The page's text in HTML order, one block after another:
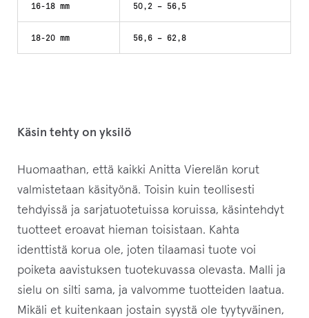
16-18 mm 50,2 – 56,5
18-20 mm 56,6 – 62,8
Käsin tehty on yksilö
Huomaathan, että kaikki Anitta Vierelän korut
valmistetaan käsityönä. Toisin kuin teollisesti
tehdyissä ja sarjatuotetuissa koruissa, käsintehdyt
tuotteet eroavat hieman toisistaan. Kahta
identtistä korua ole, joten tilaamasi tuote voi
poiketa aavistuksen tuotekuvassa olevasta. Malli ja
sielu on silti sama, ja valvomme tuotteiden laatua.
Mikäli et kuitenkaan jostain syystä ole tyytyväinen,